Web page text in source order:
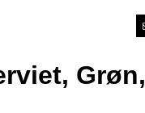
Grøn,